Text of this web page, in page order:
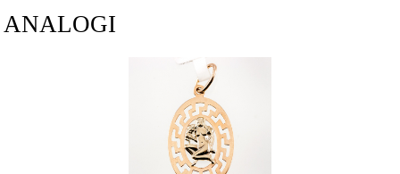
ANALOGI